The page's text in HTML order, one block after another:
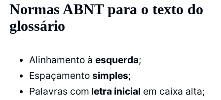
Normas ABNT para o texto do
glossário
Alinhamento àesquerda;
Espaçamentosimples;
Palavras com letra inicial em caixa alta;